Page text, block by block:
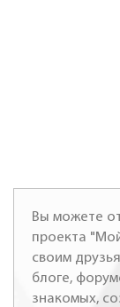
Вы можете
проекта
своим
блоге,
знакомых,